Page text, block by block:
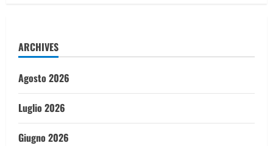
ARCHIVES
Agosto 2026
Luglio 2026
Giugno 2026